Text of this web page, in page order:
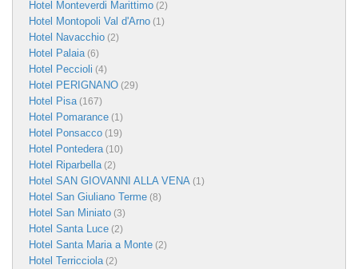
Hotel Monteverdi Marittimo (2)
Hotel Montopoli Val d'Arno (1)
Hotel Navacchio (2)
Hotel Palaia(6)
Hotel Peccioli (4)
Hotel PERIGNANO (29)
Hotel Pisa(167)
Hotel Pomarance (1)
Hotel Ponsacco (19)
Hotel Pontedera(10)
Hotel Riparbella(2)
Hotel SAN GIOVANNI ALLA VENA (1)
Hotel San Giuliano Terme (8)
Hotel San Miniato (3)
Hotel Santa Luce (2)
Hotel Santa Maria a Monte (2)
Hotel Terricciola(2)